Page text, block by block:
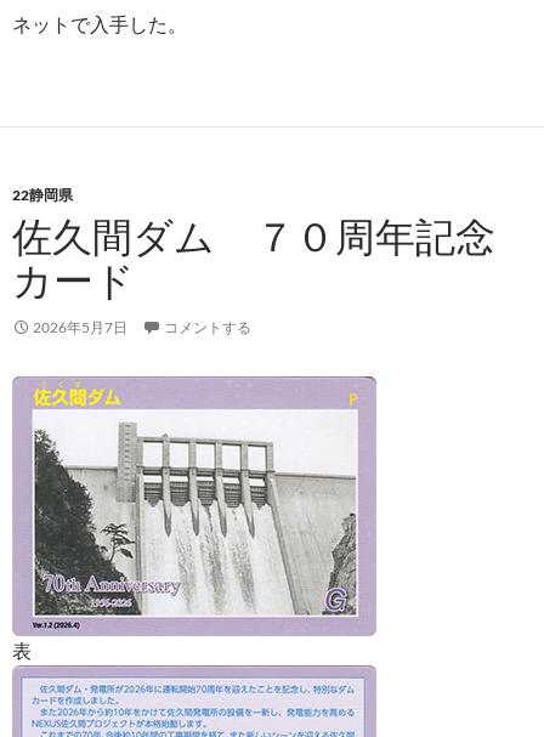
ネットで入手した。
22静岡県
佐久間ダム ７０周年記念
カード
2026年5月7日 コメントする
表